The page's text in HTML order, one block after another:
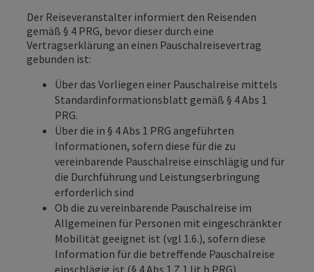
Der Reiseveranstalter informiert den Reisenden
gemäß § 4 PRG, bevor dieser durch eine
Vertragserklärung an einen Pauschalreisevertrag
gebunden ist:
Über das Vorliegen einer Pauschalreise mittels
Standardinformationsblatt gemäß § 4 Abs 1
PRG.
Über die in § 4 Abs 1 PRG angeführten
Informationen, sofern diese für die zu
vereinbarende Pauschalreise einschlägig und für
die Durchführung und Leistungserbringung
erforderlich sind
Ob die zu vereinbarende Pauschalreise im
Allgemeinen für Personen mit eingeschränkter
Mobilität geeignet ist (vgl 1.6.), sofern diese
Information für die betreffende Pauschalreise
einschlägig ist (§ 4 Abs 1 Z 1 lit h PRG).